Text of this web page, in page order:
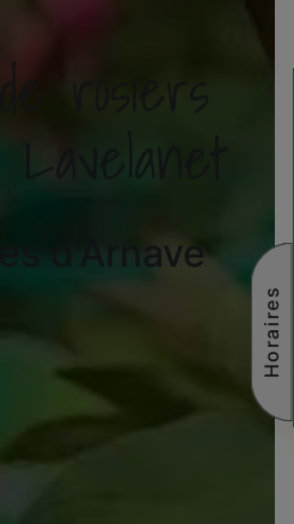
Horaires
rosiers
d'Arnave